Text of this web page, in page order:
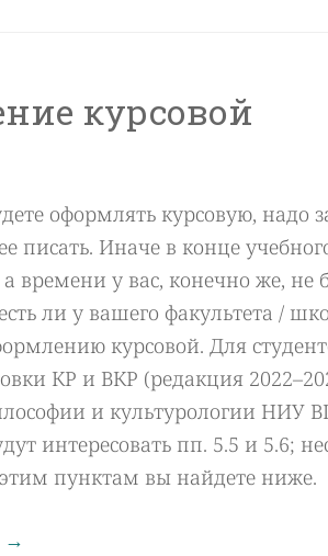
курсовой
оформлять курсовую, надо
писать. Иначе в конце
времени у вас, конечно же, не
ли у вашего факультета /
курсовой. Для
КР и ВКР (редакция
и культурологии НИУ
интересовать пп. 5.5 и 5.6;
пунктам вы найдете ниже.
→